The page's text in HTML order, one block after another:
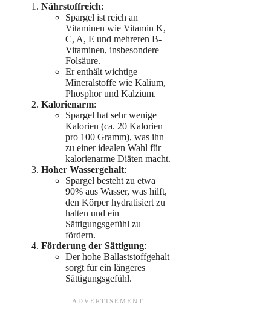
Nährstoffreich:
Spargel ist reich an
Vitaminen wie Vitamin K,
C, A, E und mehreren B-
Vitaminen, insbesondere
Folsäure.
Er enthält wichtige
Mineralstoffe wie Kalium,
Phosphor und Kalzium.
Kalorienarm:
Spargel hat sehr wenige
Kalorien (ca. 20 Kalorien
pro 100 Gramm), was ihn
zu einer idealen Wahl für
kalorienarme Diäten macht.
Hoher Wassergehalt:
Spargel besteht zu etwa
90% aus Wasser, was hilft,
den Körper hydratisiert zu
halten und ein
Sättigungsgefühl zu
fördern.
Förderung der Sättigung:
Der hohe Ballaststoffgehalt
sorgt für ein längeres
Sättigungsgefühl.